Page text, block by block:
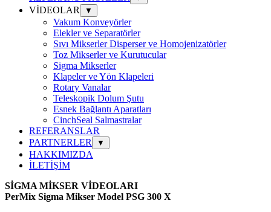
VİDEOLAR ▼
Vakum Konveyörler
Elekler ve Separatörler
Sıvı Mikserler Disperser ve Homojenizatörler
Toz Mikserler ve Kurutucular
Sigma Mikserler
Klapeler ve Yön Klapeleri
Rotary Vanalar
Teleskopik Dolum Şutu
Esnek Bağlantı Aparatları
CinchSeal Salmastralar
REFERANSLAR
PARTNERLER
▼
HAKKIMIZDA
İLETİŞİM
SİGMA MİKSER VİDEOLARI
PerMix Sigma Mikser Model PSG 300 X